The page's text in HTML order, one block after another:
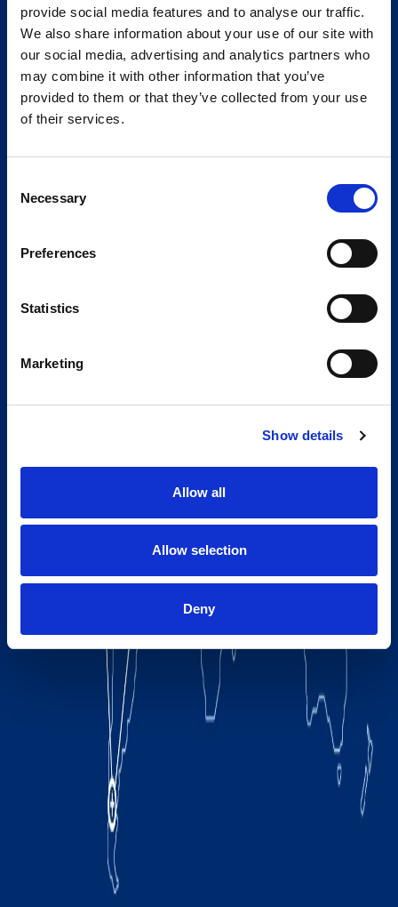
provide social media features and to analyse our traffic.
We also share information about your use of our site with
our social media, advertising and analytics partners who
may combine it with other information that you’ve
provided to them or that they’ve collected from your use
of their services.
Selection
Necessary
Preferences
Statistics
Marketing
Show details
Allow all
Allow selection
Deny